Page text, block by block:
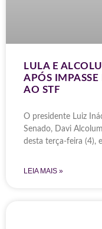
LULA E
APÓS
AO STF
O presidente Luiz
Senado, Davi
desta terça-feira (4),
LEIA MAIS »